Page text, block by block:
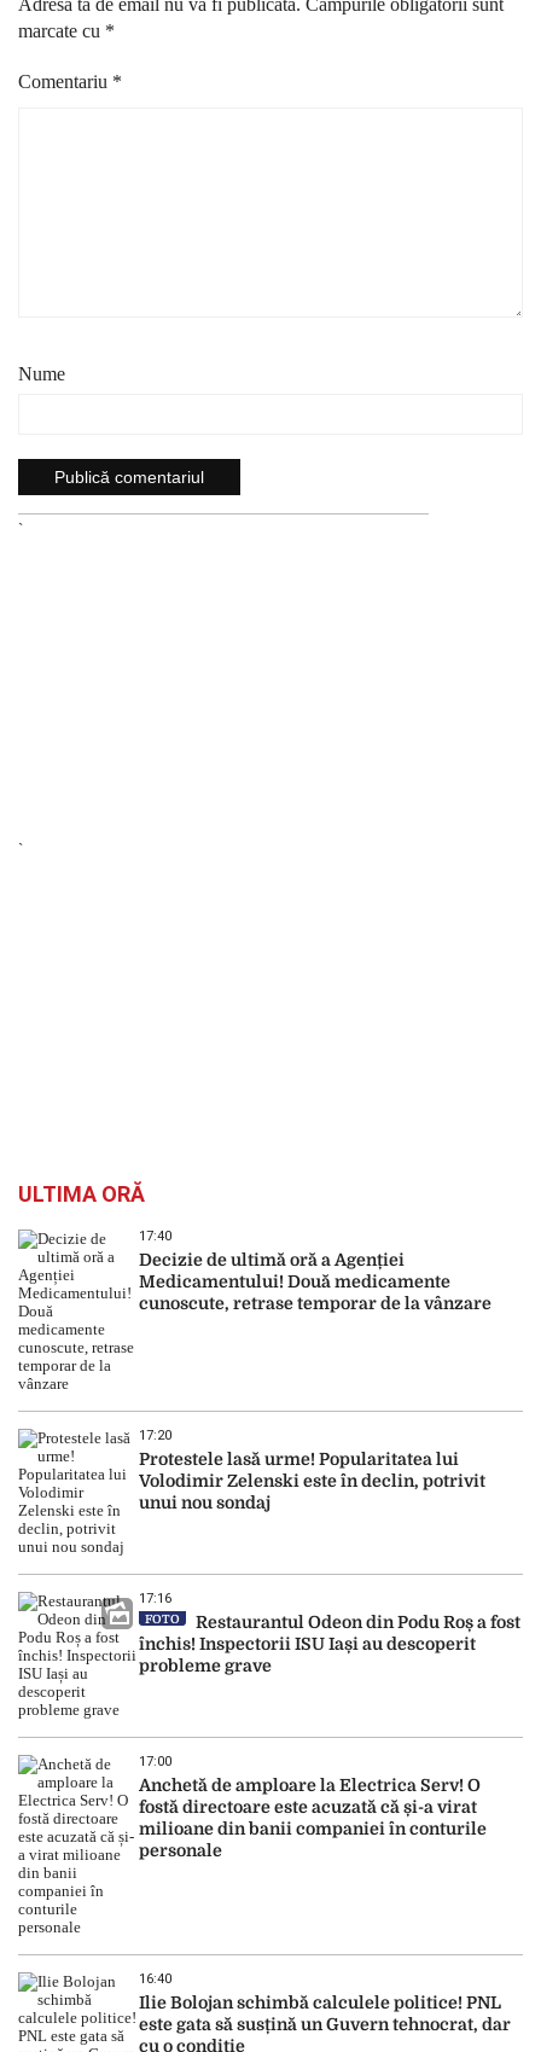
Adresa ta de email nu va fi publicată. Câmpurile obligatorii sunt
marcate cu *
Comentariu *
Nume
`
`
ULTIMA ORĂ
17:40
Decizie de ultimă oră a Agenției
Medicamentului! Două medicamente
cunoscute, retrase temporar de la vânzare
17:20
Protestele lasă urme! Popularitatea lui
Volodimir Zelenski este în declin, potrivit
unui nou sondaj
17:16
FOTO
Restaurantul Odeon din Podu Roș a fost
închis! Inspectorii ISU Iași au descoperit
probleme grave
17:00
Anchetă de amploare la Electrica Serv! O
fostă directoare este acuzată că și-a virat
milioane din banii companiei în conturile
personale
16:40
Ilie Bolojan schimbă calculele politice! PNL
este gata să susțină un Guvern tehnocrat, dar
cu o condiție